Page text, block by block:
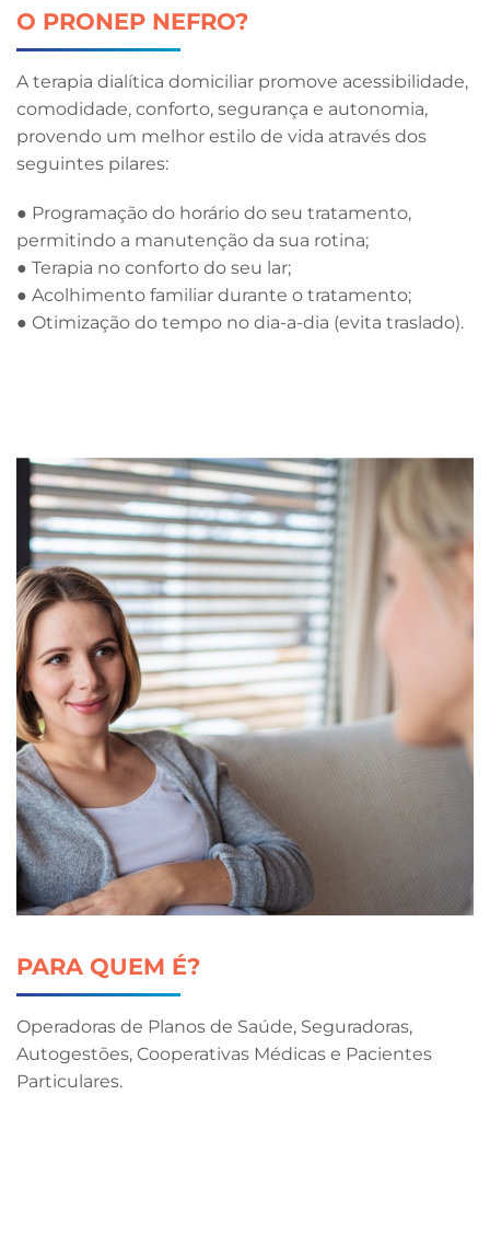
O PRONEP NEFRO?
A terapia dialítica domiciliar promove acessibilidade,
comodidade, conforto, segurança e autonomia,
provendo um melhor estilo de vida através dos
seguintes pilares:
● Programação do horário do seu tratamento,
permitindo a manutenção da sua rotina;
● Terapia no conforto do seu lar;
● Acolhimento familiar durante o tratamento;
● Otimização do tempo no dia-a-dia (evita traslado).
PARA QUEM É?
Operadoras de Planos de Saúde, Seguradoras,
Autogestões, Cooperativas Médicas e Pacientes
Particulares.